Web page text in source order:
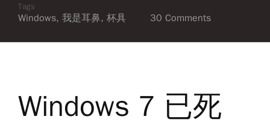
Tags
Windows, 我是耳鼻, 杯具 30 Comments
Windows 7 已死